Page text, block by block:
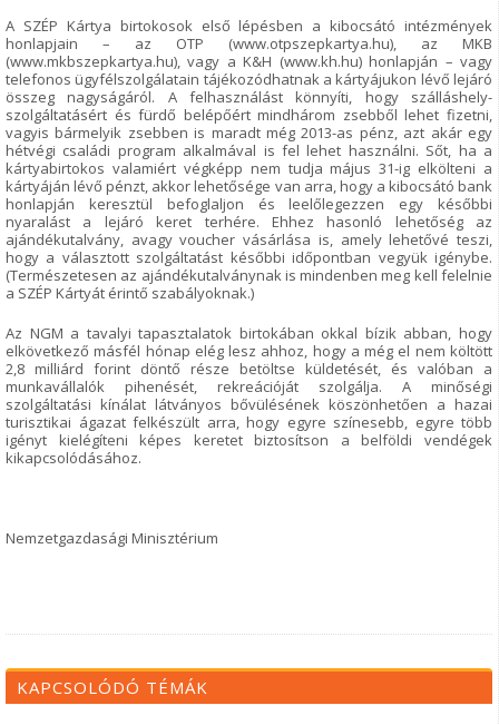
A SZÉP Kártya birtokosok első lépésben a kibocsátó intézmények
honlapjain – az OTP (www.otpszepkartya.hu), az MKB
(www.mkbszepkartya.hu), vagy a K&H (www.kh.hu) honlapján – vagy
telefonos ügyfélszolgálatain tájékozódhatnak a kártyájukon lévő lejáró
összeg nagyságáról. A felhasználást könnyíti, hogy szálláshely-
szolgáltatásért és fürdő belépőért mindhárom zsebből lehet fizetni,
vagyis bármelyik zsebben is maradt még 2013-as pénz, azt akár egy
hétvégi családi program alkalmával is fel lehet használni. Sőt, ha a
kártyabirtokos valamiért végképp nem tudja május 31-ig elkölteni a
kártyáján lévő pénzt, akkor lehetősége van arra, hogy a kibocsátó bank
honlapján keresztül befoglaljon és leelőlegezzen egy későbbi
nyaralást a lejáró keret terhére. Ehhez hasonló lehetőség az
ajándékutalvány, avagy voucher vásárlása is, amely lehetővé teszi,
hogy a választott szolgáltatást későbbi időpontban vegyük igénybe.
(Természetesen az ajándékutalványnak is mindenben meg kell felelnie
a SZÉP Kártyát érintő szabályoknak.)
Az NGM a tavalyi tapasztalatok birtokában okkal bízik abban, hogy
elkövetkező másfél hónap elég lesz ahhoz, hogy a még el nem költött
2,8 milliárd forint döntő része betöltse küldetését, és valóban a
munkavállalók pihenését, rekreációját szolgálja. A minőségi
szolgáltatási kínálat látványos bővülésének köszönhetően a hazai
turisztikai ágazat felkészült arra, hogy egyre színesebb, egyre több
igényt kielégíteni képes keretet biztosítson a belföldi vendégek
kikapcsolódásához.
Nemzetgazdasági Minisztérium
KAPCSOLÓDÓ TÉMÁK